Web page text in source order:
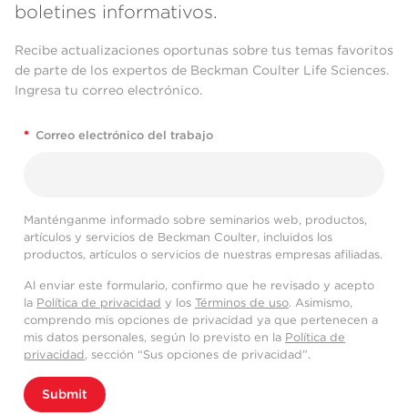
boletines informativos.
Recibe actualizaciones oportunas sobre tus temas favoritos
de parte de los expertos de Beckman Coulter Life Sciences.
Ingresa tu correo electrónico.
* Correo electrónico del trabajo
Manténganme informado sobre seminarios web, productos,
artículos y servicios de Beckman Coulter, incluidos los
productos, artículos o servicios de nuestras empresas afiliadas.
Al enviar este formulario, confirmo que he revisado y acepto
la Política de privacidad y los Términos de uso. Asimismo,
comprendo mis opciones de privacidad ya que pertenecen a
mis datos personales, según lo previsto en la Política de
privacidad, sección “Sus opciones de privacidad”.
Submit